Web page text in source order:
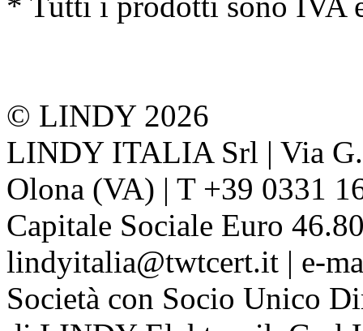
© LINDY 2026
LINDY ITALIA Srl | Via
Olona (VA) | T +39 0331
Capitale Sociale Euro
lindyitalia@twtcert.it | e-
Società con Socio Unico